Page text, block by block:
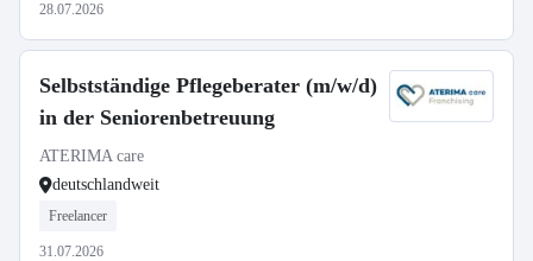
28.07.2026
Selbstständige Pflegeberater (m/w/d)
in der Seniorenbetreuung
ATERIMA care
deutschlandweit
Freelancer
31.07.2026